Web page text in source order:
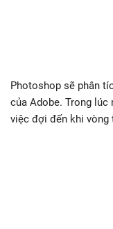
Photoshop sẽ phân
của Adobe. Trong lúc
việc đợi đến khi vòng